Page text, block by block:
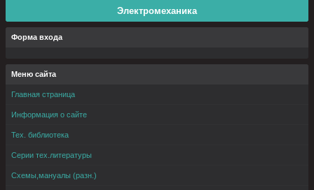
Электромеханика
Форма входа
Меню сайта
Главная страница
Информация о сайте
Тех. библиотека
Серии тех.литературы
Схемы,мануалы (разн.)